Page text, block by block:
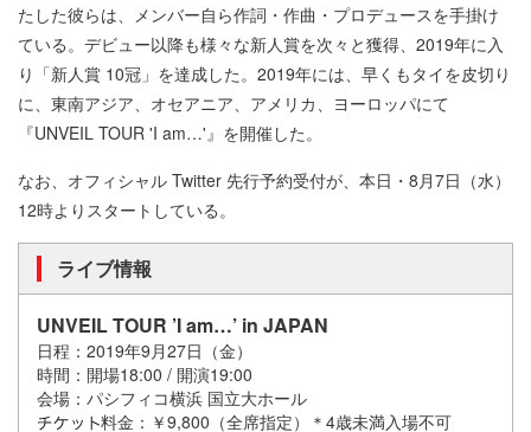
たした彼らは、メンバー自ら作詞・作曲・プロデュースを手掛け
ている。デビュー以降も様々な新人賞を次々と獲得、2019年に入
り「新人賞 10冠」を達成した。2019年には、早くもタイを皮切り
に、東南アジア、オセアニア、アメリカ、ヨーロッパにて
『UNVEIL TOUR 'I am…'』を開催した。
なお、オフィシャル Twitter 先行予約受付が、本日・8月7日（水）
12時よりスタートしている。
ライブ情報
UNVEIL TOUR ’I am…’ in JAPAN
日程：2019年9月27日（金）
時間：開場18:00 / 開演19:00
会場：パシフィコ横浜 国立大ホール
料金：￥9,800（全席指定）＊4歳未満入場不可